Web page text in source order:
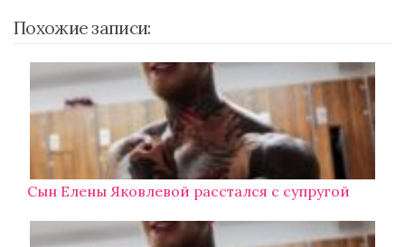
Похожие записи:
Сын Елены Яковлевой расстался с супругой